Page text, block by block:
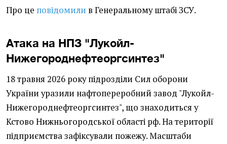
Про це повідомили в Генеральному штабі ЗСУ.
Атака на НПЗ "Лукойл-
Нижегороднефтеоргсинтез"
18 травня 2026 року підрозділи Сил оборони
України уразили нафтопереробний завод "Лукойл-
Нижегороднефтеоргсинтез", що знаходиться у
Кстово Нижньогородської області рф. На території
підприємства зафіксували пожежу. Масштаби